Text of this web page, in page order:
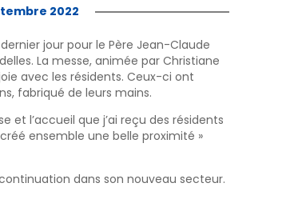
2022
jour pour le Père Jean-Claude
La messe, animée par Christiane
avec les résidents. Ceux-ci ont
fabriqué de leurs mains.
et l’accueil que j’ai reçu des résidents
ensemble une belle proximité »
dans son nouveau secteur.